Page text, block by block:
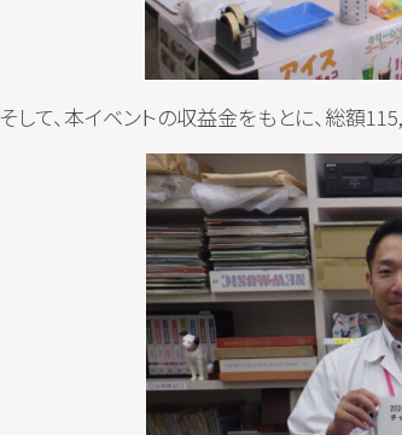
そして、本イベントの収益金をもとに、総額